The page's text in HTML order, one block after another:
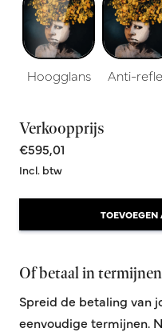
Hoogglans Anti-
Verkoopprijs
€595,01
Incl. btw
Of betaal in termijnen
Spreid de betaling van
eenvoudige termijnen.